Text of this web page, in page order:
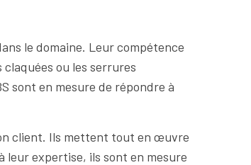
le domaine. Leur compétence
ou les serrures
sont en mesure de répondre à
client. Ils mettent tout en œuvre
leur expertise, ils sont en mesure